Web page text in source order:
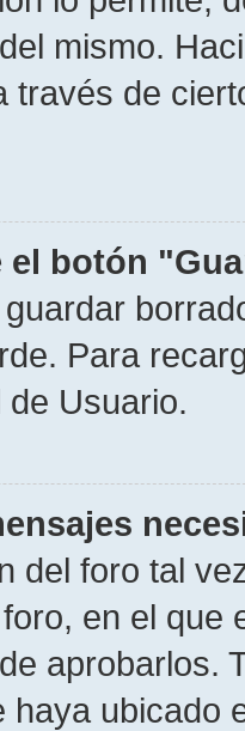
mismo.
través de
el botón
Para
de Usuario.
del foro tal
en el
aprobarlos.
haya ubicado